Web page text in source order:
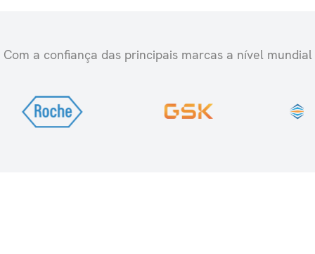
Com a confiança das principais marcas a nível mundial